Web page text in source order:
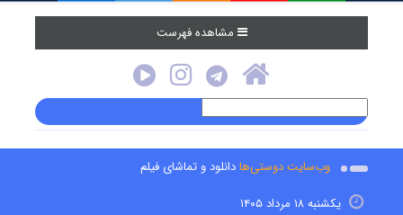
مشاهده فهرست
وب‌سایت دوستی‌هادانلود و تماشای فیلم
یکشنبه ۱۸ مرداد ۱۴۰۵